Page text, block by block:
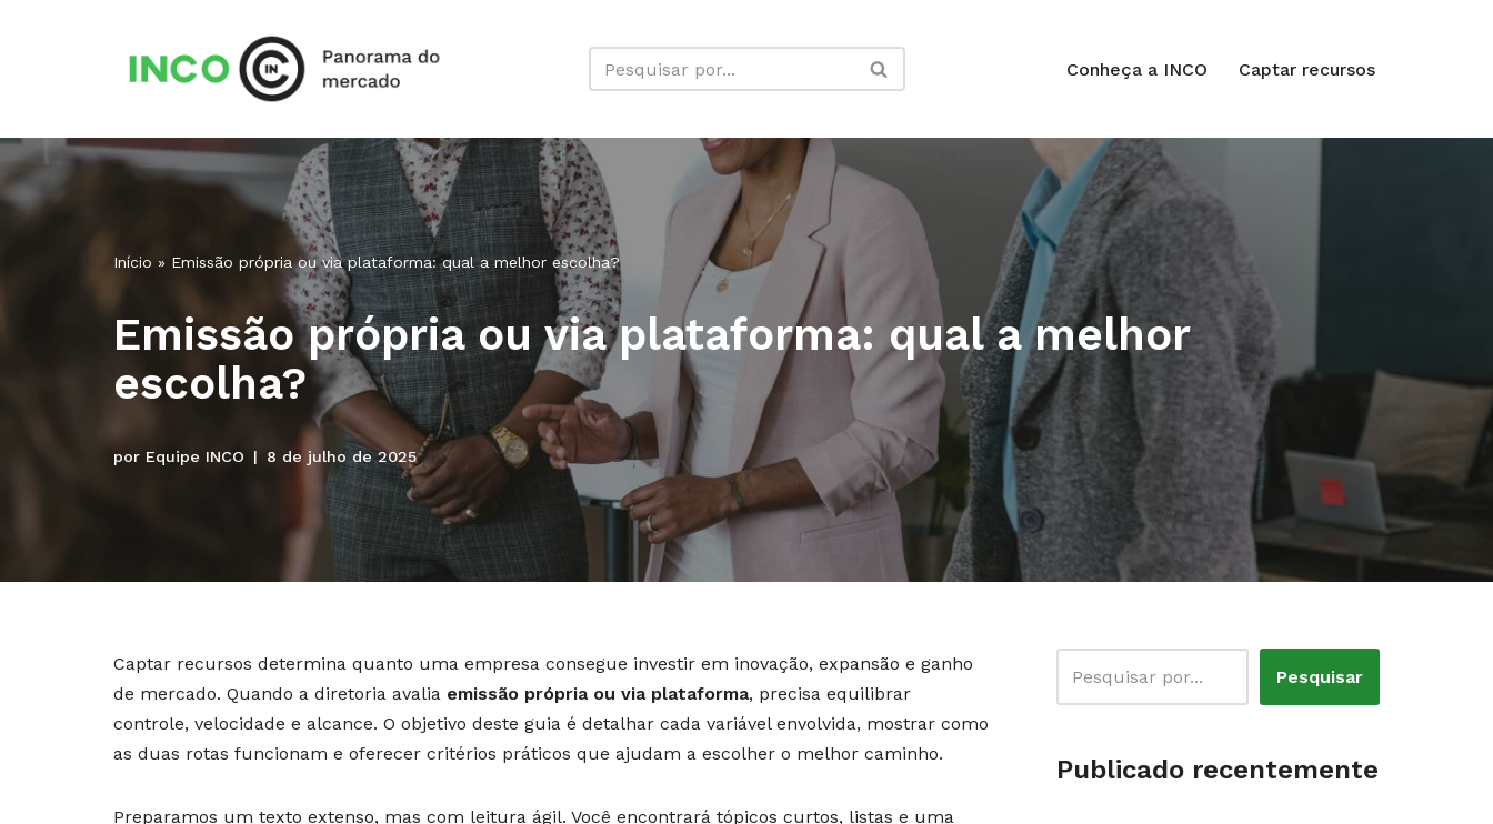
conteúdo
Conheça a INCO Captar recursos
Início » Emissão própria ou via plataforma: qual a melhor escolha?
Emissão própria ou via plataforma: qual a melhor
escolha?
por Equipe INCO 8 de julho de 2025
Captar recursos determina quanto uma empresa consegue investir em inovação, expansão e ganho
de mercado. Quando a diretoria avalia emissão própria ou via plataforma, precisa equilibrar
controle, velocidade e alcance. O objetivo deste guia é detalhar cada variável envolvida, mostrar como
as duas rotas funcionam e oferecer critérios práticos que ajudam a escolher o melhor caminho.
Preparamos um texto extenso, mas com leitura ágil. Você encontrará tópicos curtos, listas e uma
Pesquisar
Publicado recentemente